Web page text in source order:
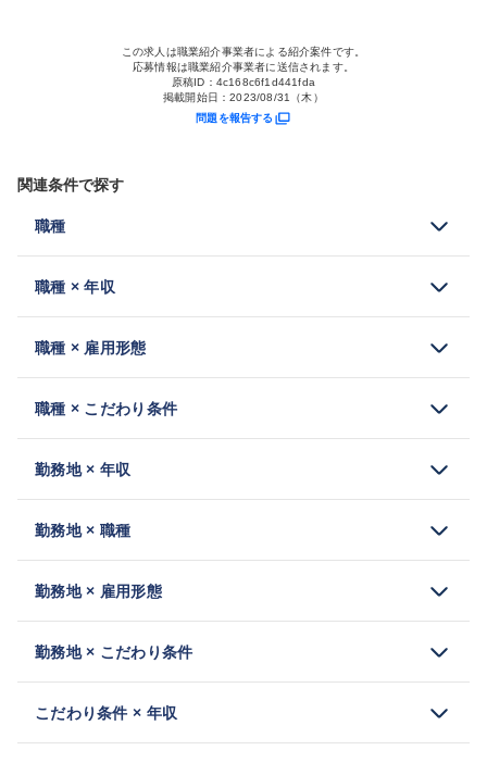
この求人は職業紹介事業者による紹介案件です。
応募情報は職業紹介事業者に送信されます。
原稿ID： 4c168c6f1d441fda
掲載開始日：2023/08/31（木）
問題を報告する
関連条件で探す
職種
職種 × 年収
職種 × 雇用形態
職種 × こだわり条件
勤務地 × 年収
勤務地 × 職種
勤務地 × 雇用形態
勤務地 × こだわり条件
こだわり条件 × 年収